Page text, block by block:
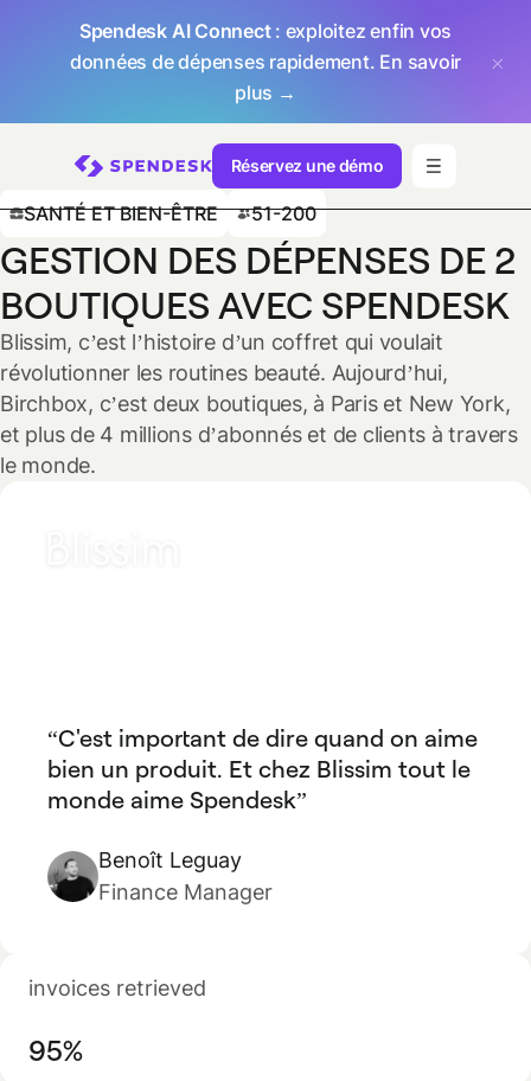
Spendesk AI Connect: exploitez enfin vos
données de dépenses rapidement. En savoir
plus →
Réservez une démo
SANTÉ ET BIEN-ÊTRE 51-200
GESTION DES DÉPENSES DE 2
BOUTIQUES AVEC SPENDESK
Blissim, c’est l’histoire d’un coffret qui voulait
révolutionner les routines beauté. Aujourd’hui,
Birchbox, c’est deux boutiques, à Paris et New York,
et plus de 4 millions d’abonnés et de clients à travers
le monde.
C'est important de dire quand on aime
bien un produit. Et chez Blissim tout le
monde aime Spendesk
Benoît Leguay
Finance Manager
invoices retrieved
95%